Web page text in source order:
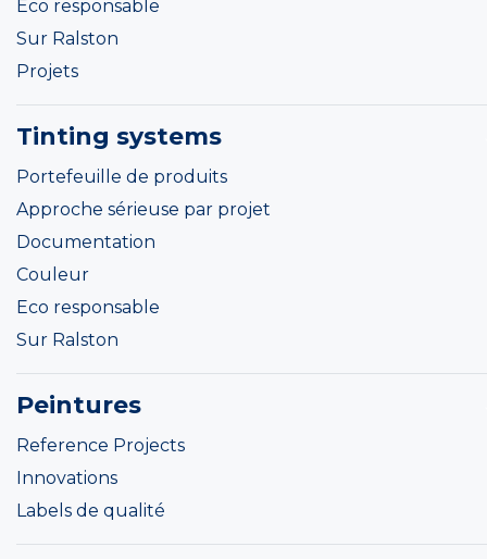
Eco responsable
Sur Ralston
Projets
Tinting systems
Portefeuille de produits
Approche sérieuse par projet
Documentation
Couleur
Eco responsable
Sur Ralston
Peintures
Reference Projects
Innovations
Labels de qualité